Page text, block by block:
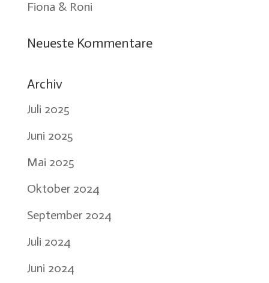
Fiona & Roni
Neueste Kommentare
Archiv
Juli 2025
Juni 2025
Mai 2025
Oktober 2024
September 2024
Juli 2024
Juni 2024